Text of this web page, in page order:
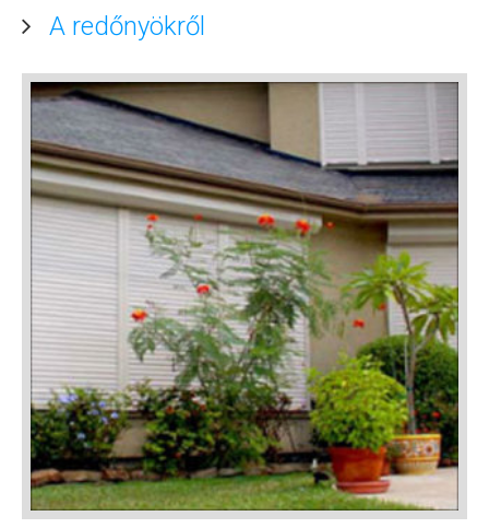
A redőnyökről